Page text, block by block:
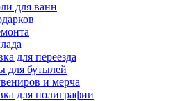
для ванн
для переезда
для бутылей
и мерча
для полиграфии